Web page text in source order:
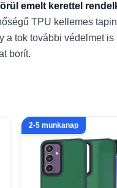
emelt kerettel
TPU kellemes
a tok további védelmet is
borít.
2-5 munkanap